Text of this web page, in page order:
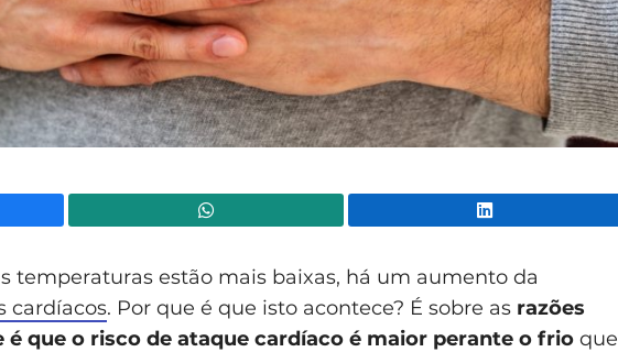
temperaturas estão mais baixas, há um aumento da
cardíacos. Por que é que isto acontece? É sobre as razões
é que o risco de ataque cardíaco é maior perante o frio que